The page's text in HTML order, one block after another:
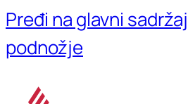
Pređi na glavni sadržaj
podnožje